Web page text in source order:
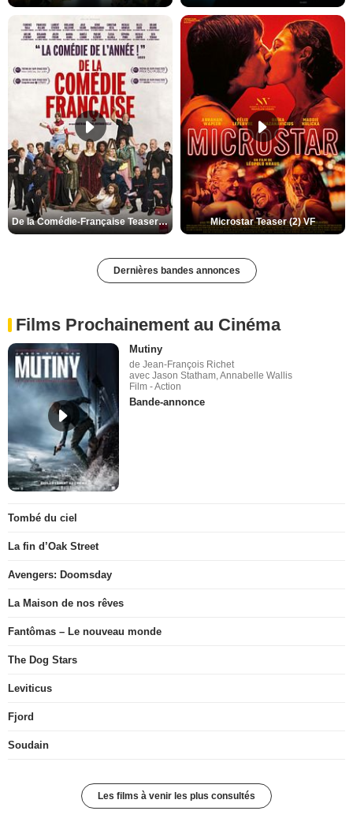
De la Comédie-Française Teaser (3) VF Microstar Teaser (2) VF
Dernières bandes annonces
Films Prochainement au Cinéma
Mutiny
de Jean-François Richet
avec Jason Statham, Annabelle Wallis
Film - Action
Bande-annonce
Tombé du ciel
La fin d’Oak Street
Avengers: Doomsday
La Maison de nos rêves
Fantômas – Le nouveau monde
The Dog Stars
Leviticus
Fjord
Soudain
Les films à venir les plus consultés